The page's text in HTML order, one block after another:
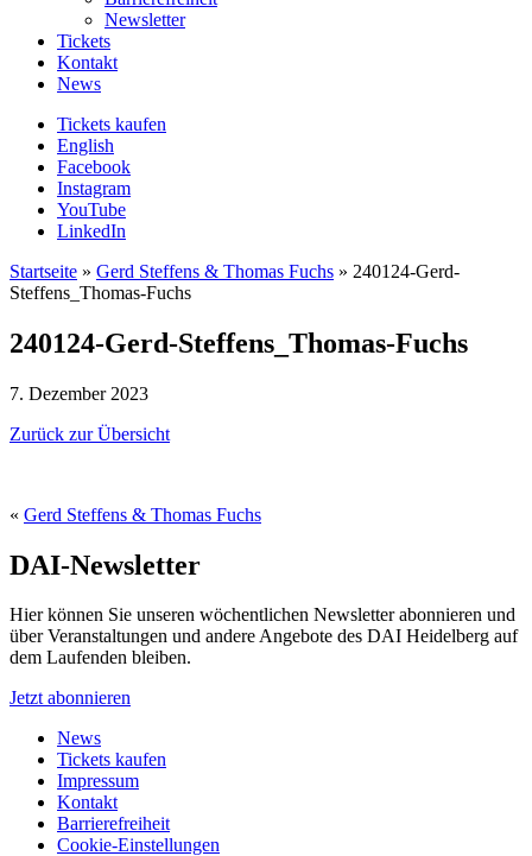
Newsletter
Tickets
Kontakt
News
Tickets kaufen
English
Facebook
Instagram
YouTube
LinkedIn
Startseite » Gerd Steffens & Thomas Fuchs » 240124-Gerd-
Steffens_Thomas-Fuchs
240124-Gerd-Steffens_Thomas-Fuchs
7. Dezember 2023
Zurück zur Übersicht
« Gerd Steffens & Thomas Fuchs
DAI-Newsletter
Hier können Sie unseren wöchentlichen Newsletter abonnieren und
über Veranstaltungen und andere Angebote des DAI Heidelberg auf
dem Laufenden bleiben.
Jetzt abonnieren
News
Tickets kaufen
Impressum
Kontakt
Barrierefreiheit
Cookie-Einstellungen